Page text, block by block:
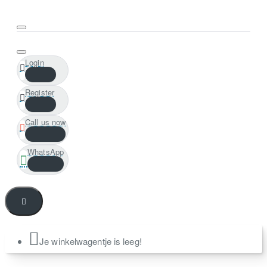
Login
Register
Call us now
WhatsApp
Je winkelwagentje is leeg!